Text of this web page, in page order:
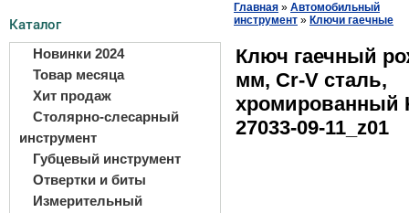
Каталог
Новинки 2024
Товар месяца
Хит продаж
Столярно-слесарный
инструмент
Губцевый инструмент
Отвертки и биты
Измерительный
Главная » Автомобильный
инструмент » Ключи гаечные
Ключ гаечный
мм, Cr-V сталь,
хромированный
27033-09-11_z01